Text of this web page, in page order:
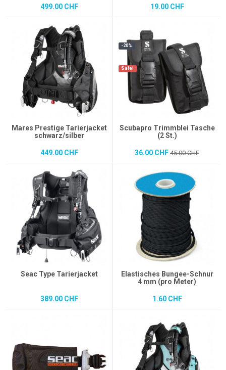
499.00 CHF 19.00 CHF
Mares Prestige Tarierjacket
schwarz/silber
449.00 CHF
Sale!
Scubapro Trimmblei Tasche
(2 St.)
36.00 CHF 45.00 CHF
-20%
Seac Type Tarierjacket
389.00 CHF
Elastisches Bungee-Schnur
4 mm (pro Meter)
1.60 CHF